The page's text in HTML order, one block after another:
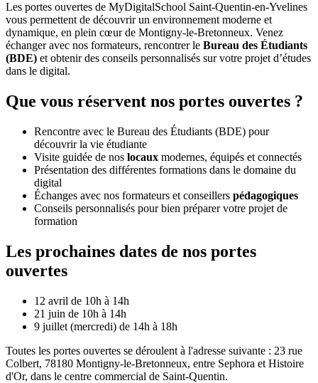
Les portes ouvertes de MyDigitalSchool Saint-Quentin-en-Yvelines
vous permettent de découvrir un environnement moderne et
dynamique, en plein cœur de Montigny-le-Bretonneux. Venez
échanger avec nos formateurs, rencontrer le Bureau des Étudiants
(BDE) et obtenir des conseils personnalisés sur votre projet d’études
dans le digital.
Que vous réservent nos portes ouvertes ?
Rencontre avec le Bureau des Étudiants (BDE) pour
découvrir la vie étudiante
Visite guidée de nos locaux modernes, équipés et connectés
Présentation des différentes formations dans le domaine du
digital
Échanges avec nos formateurs et conseillers pédagogiques
Conseils personnalisés pour bien préparer votre projet de
formation
Les prochaines dates de nos portes
ouvertes
12 avril de 10h à 14h
21 juin de 10h à 14h
9 juillet (mercredi) de 14h à 18h
Toutes les portes ouvertes se déroulent à l'adresse suivante : 23 rue
Colbert, 78180 Montigny-le-Bretonneux, entre Sephora et Histoire
d'Or, dans le centre commercial de Saint-Quentin.